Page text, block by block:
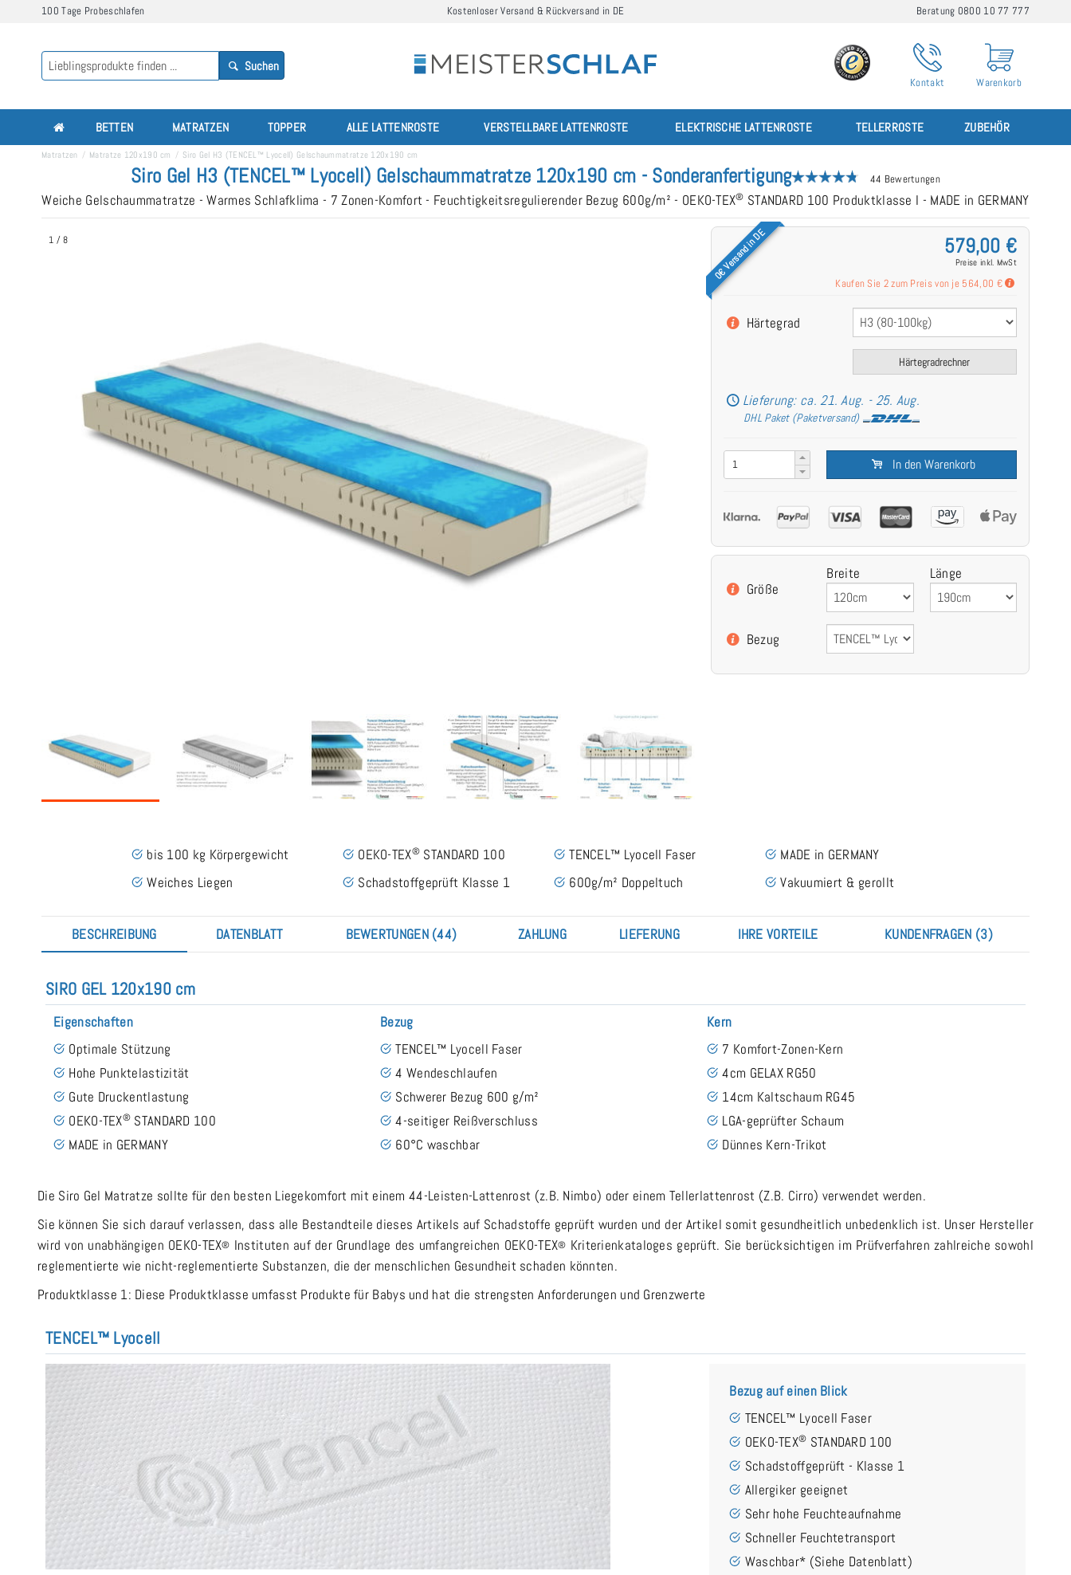
100 Tage Probeschlafen Kostenloser Versand & Rückversand in DE Beratung 0800 10 77 777
Suchen
Kontakt Warenkorb
BETTEN MATRATZEN TOPPER ALLE LATTENROSTE VERSTELLBARE LATTENROSTE ELEKTRISCHE LATTENROSTE TELLERROSTE ZUBEHÖR
Matratzen Matratze 120x190 cm Siro Gel H3 (TENCEL™ Lyocell) Gelschaummatratze 120x190 cm
Siro Gel H3 (TENCEL™ Lyocell) Gelschaummatratze 120x190 cm - Sonderanfertigung 44 Bewertungen
Weiche Gelschaummatratze - Warmes Schlafklima - 7 Zonen-Komfort - Feuchtigkeitsregulierender Bezug 600g/m² - OEKO-TEX® STANDARD 100 Produktklasse I - MADE in GERMANY
1 /8 0€ Versand in DE 579,00 €
Preise inkl. MwSt
Kaufen Sie 2 zum Preis von je 564,00 €
Härtegrad
Härtegradrechner
Lieferung: ca. 21. Aug. - 25. Aug.
DHL Paket (Paketversand)
In den Warenkorb
Größe
Breite Länge
Bezug
bis 100 kg Körpergewicht
Weiches Liegen
OEKO-TEX® STANDARD 100
Schadstoffgeprüft Klasse 1
TENCEL™ Lyocell Faser
600g/m² Doppeltuch
MADE in GERMANY
Vakuumiert & gerollt
BESCHREIBUNG DATENBLATT BEWERTUNGEN (44) ZAHLUNG LIEFERUNG IHRE VORTEILE KUNDENFRAGEN (3)
SIRO GEL 120x190 cm
Eigenschaften
Optimale Stützung
Hohe Punktelastizität
Gute Druckentlastung
OEKO-TEX® STANDARD 100
MADE in GERMANY
Bezug
TENCEL™ Lyocell Faser
4 Wendeschlaufen
Schwerer Bezug 600 g/m²
4-seitiger Reißverschluss
60°C waschbar
Kern
7 Komfort-Zonen-Kern
4cm GELAX RG50
14cm Kaltschaum RG45
LGA-geprüfter Schaum
Dünnes Kern-Trikot
Die Siro Gel Matratze sollte für den besten Liegekomfort mit einem 44-Leisten-Lattenrost (z.B. Nimbo) oder einem Tellerlattenrost (Z.B. Cirro) verwendet werden.
Sie können Sie sich darauf verlassen, dass alle Bestandteile dieses Artikels auf Schadstoffe geprüft wurden und der Artikel somit gesundheitlich unbedenklich ist. Unser Hersteller
wird von unabhängigen OEKO-TEX® Instituten auf der Grundlage des umfangreichen OEKO-TEX® Kriterienkataloges geprüft. Sie berücksichtigen im Prüfverfahren zahlreiche sowohl
reglementierte wie nicht-reglementierte Substanzen, die der menschlichen Gesundheit schaden könnten.
Produktklasse 1: Diese Produktklasse umfasst Produkte für Babys und hat die strengsten Anforderungen und Grenzwerte
TENCEL™ Lyocell
Bezug auf einen Blick
TENCEL™ Lyocell Faser
OEKO-TEX® STANDARD 100
Schadstoffgeprüft - Klasse 1
Allergiker geeignet
Sehr hohe Feuchteaufnahme
Schneller Feuchtetransport
Waschbar* (Siehe Datenblatt)